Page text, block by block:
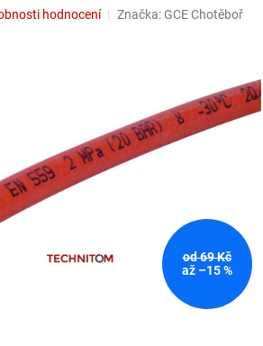
hodnocení Značka: GCE Chotěboř
od 69 Kč
až –15 %